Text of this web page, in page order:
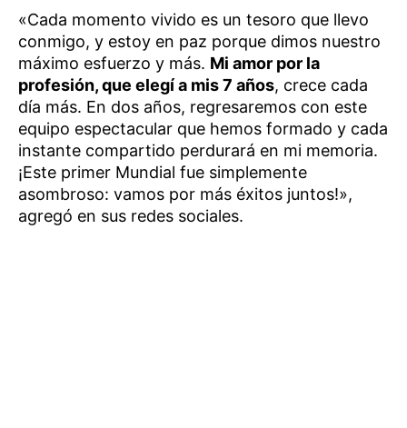
«Cada momento vivido es un tesoro que llevo
conmigo, y estoy en paz porque dimos nuestro
máximo esfuerzo y más. Mi amor por la
profesión, que elegí a mis 7 años, crece cada
día más. En dos años, regresaremos con este
equipo espectacular que hemos formado y cada
instante compartido perdurará en mi memoria.
¡Este primer Mundial fue simplemente
asombroso: vamos por más éxitos juntos!»,
agregó en sus redes sociales.